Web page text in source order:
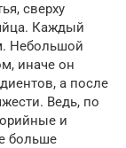
сверху
Каждый
Небольшой
иначе он
а после
Ведь, по
и
больше